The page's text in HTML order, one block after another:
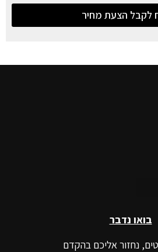
לקבל הצעת מחיר
בואו נדבר
נחזור אליכם בהקדם